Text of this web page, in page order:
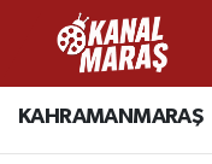
KAHRAMANMARAŞ
CANLI YAYIN